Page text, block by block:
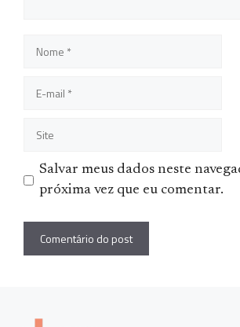
mail
Salvar meus dados neste
próxima vez que eu comentar.